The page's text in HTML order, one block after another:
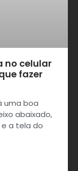
no celular
fazer
uma boa
abaixado,
a tela do